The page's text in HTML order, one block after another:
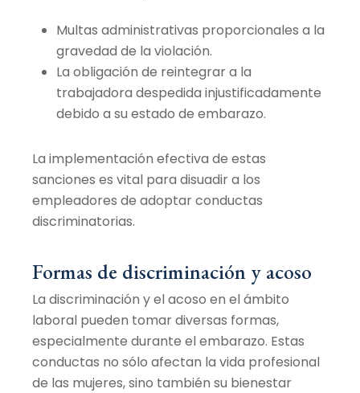
Multas administrativas proporcionales a la
gravedad de la violación.
La obligación de reintegrar a la
trabajadora despedida injustificadamente
debido a su estado de embarazo.
La implementación efectiva de estas
sanciones es vital para disuadir a los
empleadores de adoptar conductas
discriminatorias.
Formas de discriminación y acoso
La discriminación y el acoso en el ámbito
laboral pueden tomar diversas formas,
especialmente durante el embarazo. Estas
conductas no sólo afectan la vida profesional
de las mujeres, sino también su bienestar